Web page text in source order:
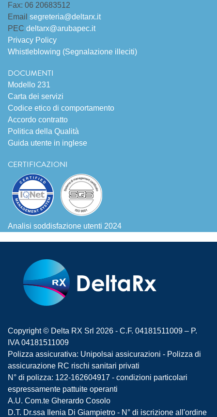
Fax: 06 20683512
Email segreteria@deltarx.it
PEC deltarx@arubapec.it
Privacy Policy
Whistleblowing (Segnalazione illeciti)
DOCUMENTI
Modello 231
Carta dei servizi
Codice etico di comportamento
Accordo contratto
Politica della Qualità
Guida utente in inglese
CERTIFICAZIONI
Analisi soddisfazione utenti 2024
Copyright © Delta RX Srl 2026 - C.F. 04181511009 – P.
IVA 04181511009
Polizza assicurativa: Unipolsai assicurazioni - Polizza di
assicurazione RC rischi sanitari privati
N° di polizza: 122-162604917 - condizioni particolari
espressamente pattuite operanti
A.U. Com.te Gherardo Cosolo
D.T. Dr.ssa Ilenia Di Giampietro - N° di iscrizione all'ordine